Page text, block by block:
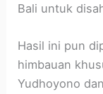
Bali untuk
Hasil ini pun
himbauan
Yudhoyono